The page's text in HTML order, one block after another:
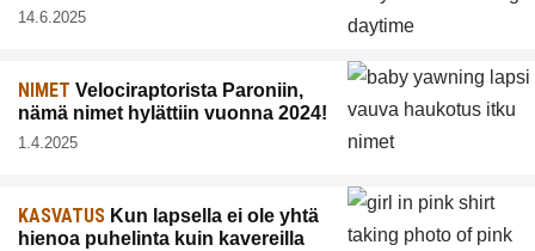
14.6.2025
NIMET Velociraptorista Paroniin,
nämä nimet hylättiin vuonna 2024!
1.4.2025
KASVATUS Kun lapsella ei ole yhtä
hienoa puhelinta kuin kavereilla